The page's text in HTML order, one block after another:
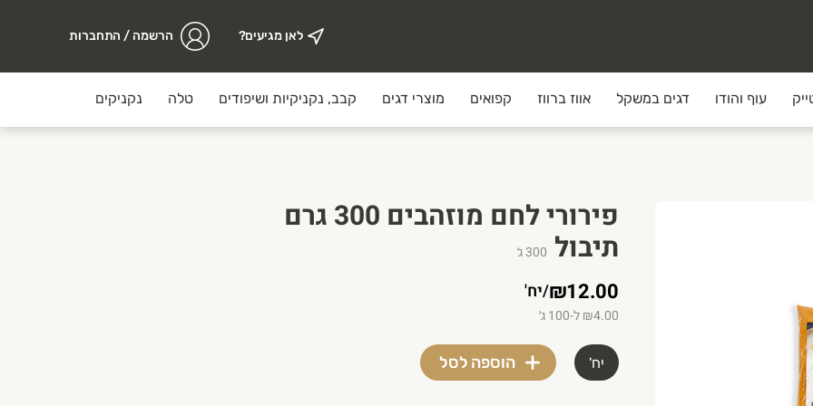
האיכותיים ביותר והשירות הטוב ביותר עד הבית. אצלנו יש ערך עליון וחשיבות גדולה לאיכות הבשר, אופן האריזה ותהליך
לאן מגיעים? הרשמה / התחברות
עוף והודו דגים במשקל אווז ברווז קפואים מוצרי דגים קבב, נקניקיות ושיפודים טלה נקניקים
פירורי לחם מוזהבים 300 גרם
תיבול 300ג׳
₪12.00
/יח'
₪4.00 ל-100 ג׳
יח' הוספה לסל